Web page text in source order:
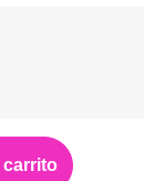
carrito